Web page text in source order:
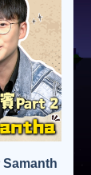
Samanth